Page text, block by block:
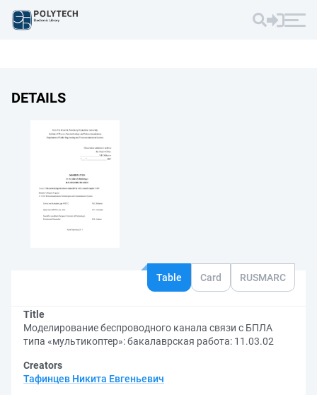
DETAILS
Table Card RUSMARC
Title
Моделирование беспроводного канала связи с БПЛА
типа «мультикоптер»: бакалаврская работа: 11.03.02
Creators
Тафинцев Никита Евгеньевич